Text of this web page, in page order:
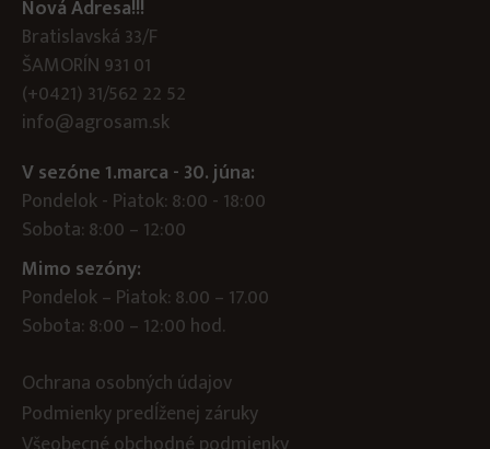
Nová Adresa!!!
Bratislavská 33/F
ŠAMORÍN 931 01
(+0421) 31/562 22 52
info@agrosam.sk
V sezóne 1.marca - 30. júna:
Pondelok - Piatok: 8:00 - 18:00
Sobota: 8:00 – 12:00
Mimo sezóny:
Pondelok – Piatok: 8.00 – 17.00
Sobota: 8:00 – 12:00 hod.
Ochrana osobných údajov
Podmienky predĺženej záruky